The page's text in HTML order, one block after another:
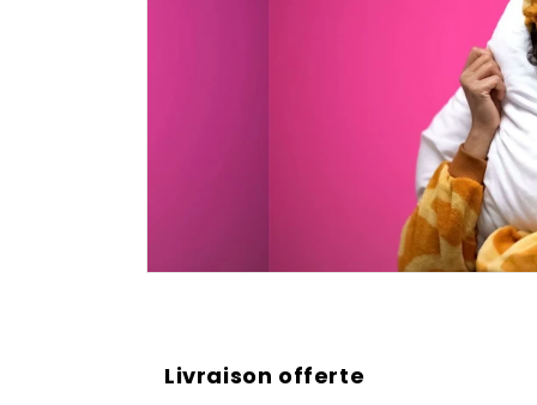
Livraison offerte